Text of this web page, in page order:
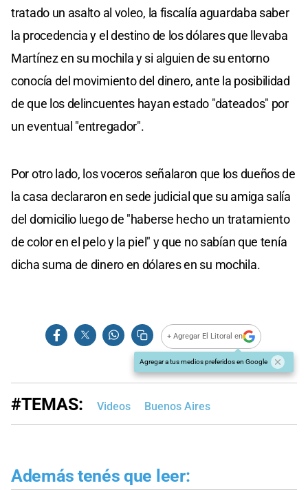
tratado un asalto al voleo, la fiscalía aguardaba saber
la procedencia y el destino de los dólares que llevaba
Martínez en su mochila y si alguien de su entorno
conocía del movimiento del dinero, ante la posibilidad
de que los delincuentes hayan estado "dateados" por
un eventual "entregador".
Por otro lado, los voceros señalaron que los dueños de
la casa declararon en sede judicial que su amiga salía
del domicilio luego de "haberse hecho un tratamiento
de color en el pelo y la piel" y que no sabían que tenía
dicha suma de dinero en dólares en su mochila.
+ Agregar El Litoral en
Agregar a tus medios preferidos en Google
#TEMAS: Videos Buenos Aires
Además tenés que leer: